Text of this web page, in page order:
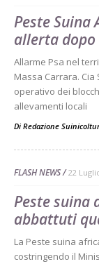
Peste Suina
allerta dopo
Allarme Psa nel
Massa Carrara. Cia
operativo dei
allevamenti locali
Di Redazione
FLASH NEWS 22
Peste suina
abbattuti
La Peste suina
costringendo il